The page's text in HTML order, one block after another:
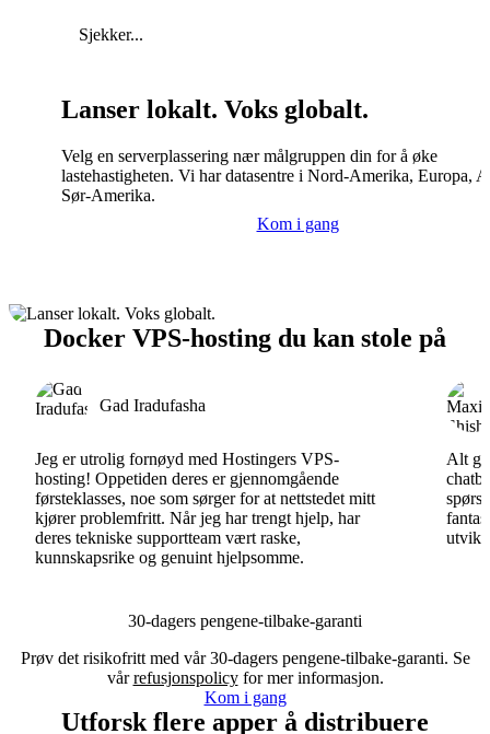
Sjekker...
Lanser lokalt. Voks globalt.
Velg en serverplassering nær målgruppen din for å øke
lastehastigheten. Vi har datasentre i Nord-Amerika, Europa,
Sør-Amerika.
Kom i gang
Docker VPS-hosting du kan stole på
Gad Iradufasha
Jeg er utrolig fornøyd med Hostingers VPS-
hosting! Oppetiden deres er gjennomgående
førsteklasses, noe som sørger for at nettstedet mitt
kjører problemfritt. Når jeg har trengt hjelp, har
deres tekniske supportteam vært raske,
kunnskapsrike og genuint hjelpsomme.
Alt
30-dagers pengene-tilbake-garanti
Prøv det risikofritt med vår 30-dagers pengene-tilbake-garanti. Se
vårrefusjonspolicyfor mer informasjon.
Kom i gang
Utforsk flere apper å distribuere